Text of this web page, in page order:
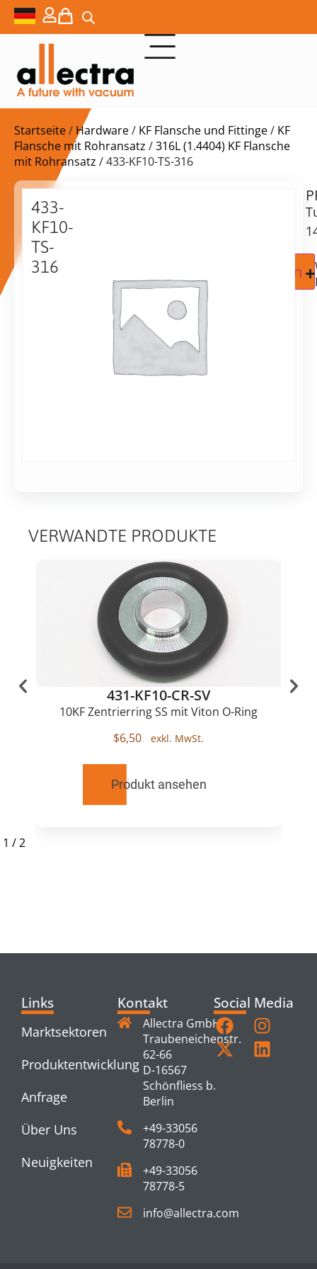
Startseite/ Hardware/ KF Flansche und Fittinge/ KF
Flansche mit Rohransatz /316L (1.4404) KF Flansche
mit Rohransatz / 433-KF10-TS-316
433-
KF10-
TS-
316
auf
Anfrage
Zur Angebotsanfrage hinzufügen
VERWANDTE PRODUKTE
431-KF10-CR-SV
10KF Zentrierring SS mit Viton O-Ring
$6,50
Produkt ansehen
1 /2
Links
Marktsektoren
Produktentwicklung
Anfrage
Über Uns
Neuigkeiten
Kontakt
Allectra GmbH
Traubeneichenstr.
62-66
D-16567
Schönfliess b.
Berlin
+49-33056
78778-0
+49-33056
78778-5
info@allectra.com
Social Media